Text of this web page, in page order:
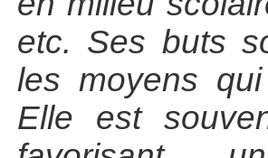
etc. Ses buts
les moyens
Elle est